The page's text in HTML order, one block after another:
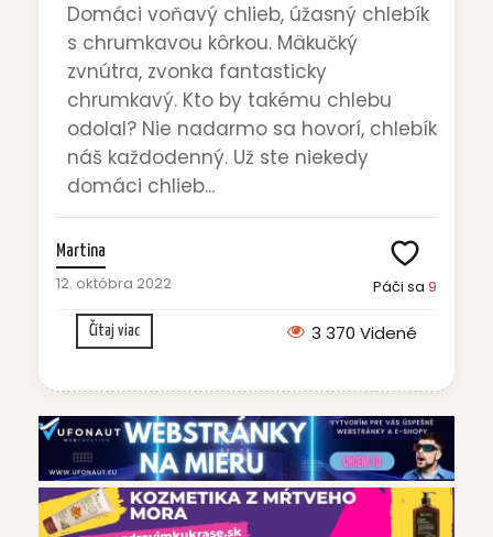
Domáci voňavý chlieb, úžasný chlebík
s chrumkavou kôrkou. Mäkučký
zvnútra, zvonka fantasticky
chrumkavý. Kto by takému chlebu
odolal? Nie nadarmo sa hovorí, chlebík
náš každodenný. Už ste niekedy
domáci chlieb...
Martina
12. októbra 2022 Páči sa 9
Čítaj viac 3 370 Videné